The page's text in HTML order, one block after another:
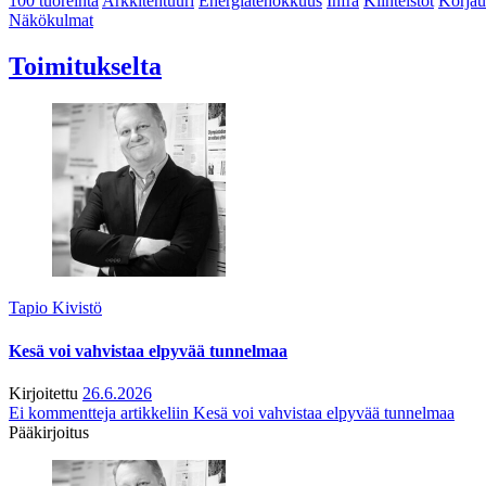
Näkökulmat
Toimitukselta
Tapio Kivistö
Kesä voi vahvistaa elpyvää tunnelmaa
Kirjoitettu 26.6.2026
Ei kommentteja artikkeliin Kesä voi vahvistaa elpyvää tunnelmaa
Pääkirjoitus